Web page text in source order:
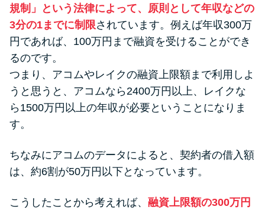
規制」という法律によって、原則として年収などの
3分の1までに制限されています。例えば年収300万
円であれば、100万円まで融資を受けることができ
るのです。
つまり、アコムやレイクの融資上限額まで利用しよ
うと思うと、アコムなら2400万円以上、レイクな
ら1500万円以上の年収が必要ということになりま
す。
ちなみにアコムのデータによると、契約者の借入額
は、約6割が50万円以下となっています。
こうしたことから考えれば、 融資上限額の300万円